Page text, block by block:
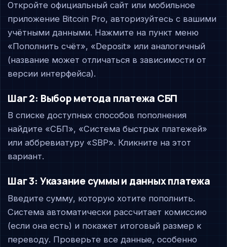
Откройте официальный сайт или мобильное
приложение Bitcoin Pro, авторизуйтесь с вашими
учётными данными. Нажмите на пункт меню
«Пополнить счёт», «Deposit» или аналогичный
(название может отличаться в зависимости от
версии интерфейса).
Шаг 2: Выбор метода платежа СБП
В списке доступных способов пополнения
найдите «СБП», «Система быстрых платежей»
или аббревиатуру «SBP». Кликните на этот
вариант.
Шаг 3: Указание суммы и данных платежа
Введите сумму, которую хотите пополнить.
Система автоматически рассчитает комиссию
(если она есть) и покажет итоговый размер к
переводу. Проверьте все данные, особенно